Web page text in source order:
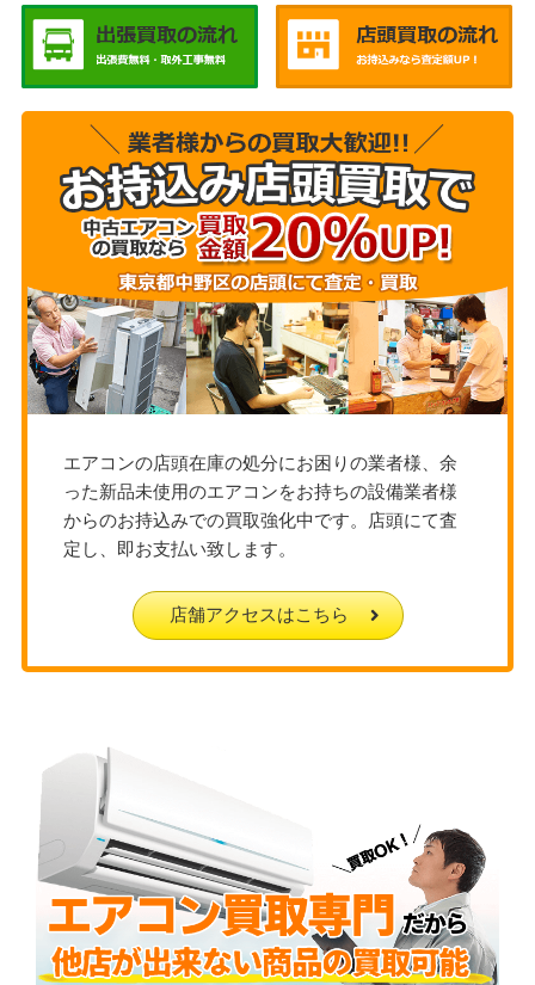
エアコンの店頭在庫の処分にお困りの業者様、余
った新品未使用のエアコンをお持ちの設備業者様
からのお持込みでの買取強化中です。店頭にて査
定し、即お支払い致します。
店舗アクセスはこちら